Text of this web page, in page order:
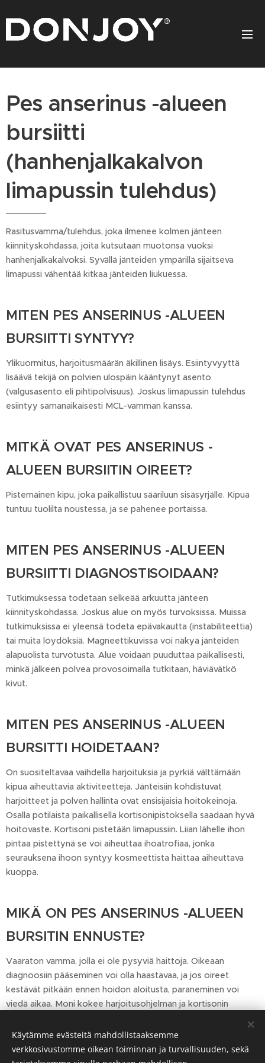
Pes anserinus -alueen
bursiitti
(hanhenjalkakalvon
limapussin tulehdus)
Rasitusvamma/tulehdus, joka ilmenee kolmen jänteen
kiinnityskohdassa, joita kutsutaan muotonsa vuoksi
hanhenjalkakalvoksi. Syvällä jänteiden ympärillä sijaitseva
limapussi vähentää kitkaa jänteiden liukuessa.
MITEN PES ANSERINUS -ALUEEN
BURSIITTI SYNTYY?
Ylikuormitus, harjoitusmäärän äkillinen lisäys. Esiintyvyyttä
lisäävä tekijä on polvien ulospäin kääntynyt asento
(valgusasento eli pihtipolvisuus). Joskus limapussin tulehdus
esiintyy samanaikaisesti MCL-vamman kanssa.
MITKÄ OVAT PES ANSERINUS -
ALUEEN BURSIITIN OIREET?
Pistemäinen kipu, joka paikallistuu sääriluun sisäsyrjälle. Kipua
tuntuu tuolilta noustessa, ja se pahenee portaissa.
MITEN PES ANSERINUS -ALUEEN
BURSIITTI DIAGNOSTISOIDAAN?
Tutkimuksessa todetaan selkeää arkuutta jänteen
kiinnityskohdassa. Joskus alue on myös turvoksissa. Muissa
tutkimuksissa ei yleensä todeta epävakautta (instabiliteettia)
tai muita löydöksiä. Magneettikuvissa voi näkyä jänteiden
alapuolista turvotusta. Alue voidaan puuduttaa paikallisesti,
minkä jälkeen polvea provosoimalla tutkitaan, häviävätkö
kivut.
MITEN PES ANSERINUS -ALUEEN
BURSITTI HOIDETAAN?
On suositeltavaa vaihdella harjoituksia ja pyrkiä välttämään
kipua aiheuttavia aktiviteetteja. Jänteisiin kohdistuvat
harjoitteet ja polven hallinta ovat ensisijaisia hoitokeinoja.
Osalla potilaista paikallisella kortisonipistoksella saadaan hyvä
hoitovaste. Kortisoni pistetään limapussiin. Liian lähelle ihon
pintaa pistettynä se voi aiheuttaa ihoatrofiaa, jonka
seurauksena ihoon syntyy kosmeettista haittaa aiheuttava
kuoppa.
MIKÄ ON PES ANSERINUS -ALUEEN
BURSITIN ENNUSTE?
Vaaraton vamma, jolla ei ole pysyviä haittoja. Oikeaan
diagnoosiin pääseminen voi olla haastavaa, ja jos oireet
kestävät pitkään ennen hoidon aloitusta, paraneminen voi
viedä aikaa. Moni kokee harjoitusohjelman ja kortisonin
Sivustolla polviapu.fi olevat tiedot eivät korvaa ammattimaista
Käytämme evästeitä mahdollistaaksemme
verkkosivustomme oikean toiminnan ja turvallisuuden, sekä